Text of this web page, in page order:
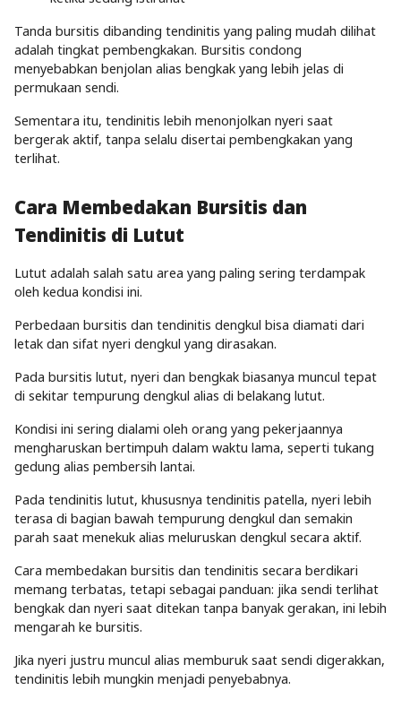
Tanda bursitis dibanding tendinitis yang paling mudah dilihat
adalah tingkat pembengkakan. Bursitis condong
menyebabkan benjolan alias bengkak yang lebih jelas di
permukaan sendi.
Sementara itu, tendinitis lebih menonjolkan nyeri saat
bergerak aktif, tanpa selalu disertai pembengkakan yang
terlihat.
Cara Membedakan Bursitis dan
Tendinitis di Lutut
Lutut adalah salah satu area yang paling sering terdampak
oleh kedua kondisi ini.
Perbedaan bursitis dan tendinitis dengkul bisa diamati dari
letak dan sifat nyeri dengkul yang dirasakan.
Pada bursitis lutut, nyeri dan bengkak biasanya muncul tepat
di sekitar tempurung dengkul alias di belakang lutut.
Kondisi ini sering dialami oleh orang yang pekerjaannya
mengharuskan bertimpuh dalam waktu lama, seperti tukang
gedung alias pembersih lantai.
Pada tendinitis lutut, khususnya tendinitis patella, nyeri lebih
terasa di bagian bawah tempurung dengkul dan semakin
parah saat menekuk alias meluruskan dengkul secara aktif.
Cara membedakan bursitis dan tendinitis secara berdikari
memang terbatas, tetapi sebagai panduan: jika sendi terlihat
bengkak dan nyeri saat ditekan tanpa banyak gerakan, ini lebih
mengarah ke bursitis.
Jika nyeri justru muncul alias memburuk saat sendi digerakkan,
tendinitis lebih mungkin menjadi penyebabnya.